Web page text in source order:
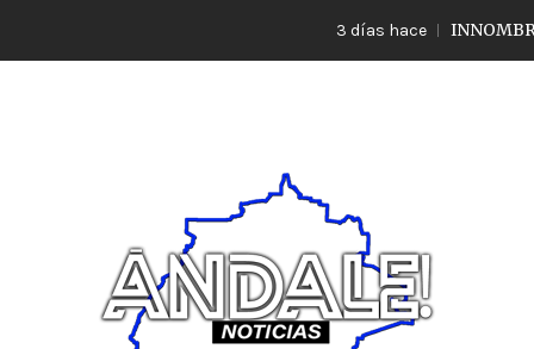
3 días hace INNOMBRABLE